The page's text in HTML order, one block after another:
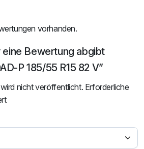
vorhanden.
eine Bewertung abgibt
P 185/55 R15 82 V”
nicht veröffentlicht. Erforderliche